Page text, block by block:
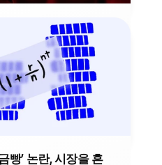
종말, Loop 기반
상 무의미해지며, 루프마케팅
기반 Growth Cycle을 구
빵’ 논란, 시장을 흔